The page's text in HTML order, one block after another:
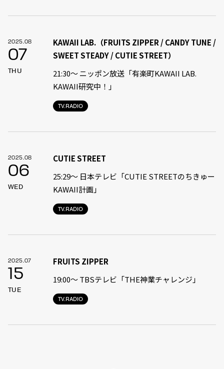
2025.08
07
THU
TV.RADIO
KAWAII LAB.（FRUITS ZIPPER / CANDY TUNE /
SWEET STEADY / CUTIE STREET）
21:30〜 ニッポン放送「有楽町KAWAII LAB.
KAWAII研究中！」
2025.08
06
WED
TV.RADIO
CUTIE STREET
25:29〜 日本テレビ「CUTIE STREETのちきゅー
KAWAII計画」
2025.07
15
TUE
TV.RADIO
FRUITS ZIPPER
19:00〜 TBSテレビ「THE神業チャレンジ」